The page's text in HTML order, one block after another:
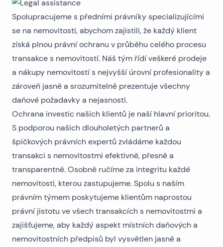
Spolupracujeme s předními právníky specializujícími
se na nemovitosti, abychom zajistili, že každý klient
získá plnou právní ochranu v průběhu celého procesu
transakce s nemovitostí. Náš tým řídí veškeré prodeje
a nákupy nemovitostí s nejvyšší úrovní profesionality a
zároveň jasně a srozumitelně prezentuje všechny
daňové požadavky a nejasnosti.
Ochrana investic našich klientů je naší hlavní prioritou.
S podporou našich dlouholetých partnerů a
špičkových právních expertů zvládáme každou
transakci s nemovitostmi efektivně, přesně a
transparentně. Osobně ručíme za integritu každé
nemovitosti, kterou zastupujeme. Spolu s naším
právním týmem poskytujeme klientům naprostou
právní jistotu ve všech transakcích s nemovitostmi a
zajišťujeme, aby každý aspekt místních daňových a
nemovitostních předpisů byl vysvětlen jasně a